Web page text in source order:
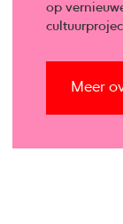
op
Meer